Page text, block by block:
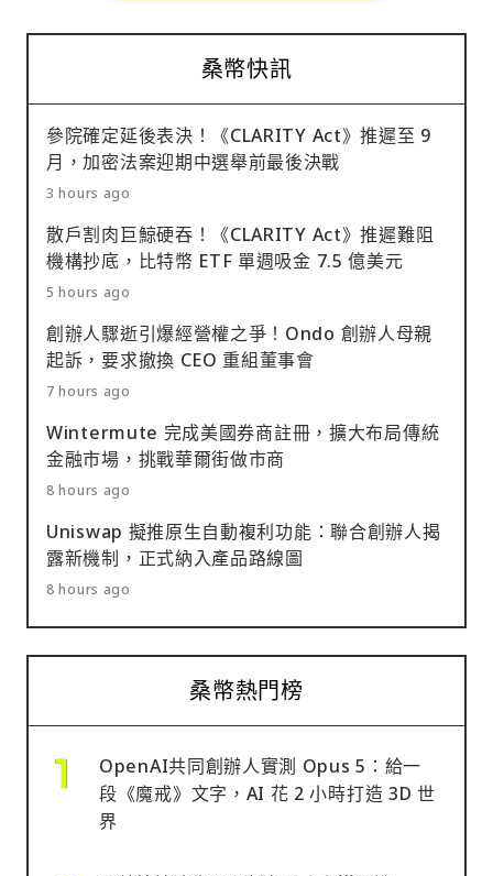
桑幣快訊
參院確定延後表決！《CLARITY Act》推遲至 9
月，加密法案迎期中選舉前最後決戰
3 hours ago
散戶割肉巨鯨硬吞！《CLARITY Act》推遲難阻
機構抄底，比特幣 ETF 單週吸金 7.5 億美元
5 hours ago
創辦人驟逝引爆經營權之爭！Ondo 創辦人母親
起訴，要求撤換 CEO 重組董事會
7 hours ago
Wintermute 完成美國券商註冊，擴大布局傳統
金融市場，挑戰華爾街做市商
8 hours ago
Uniswap 擬推原生自動複利功能：聯合創辦人揭
露新機制，正式納入產品路線圖
8 hours ago
桑幣熱門榜
OpenAI共同創辦人實測 Opus 5：給一
段《魔戒》文字，AI 花 2 小時打造 3D 世
界